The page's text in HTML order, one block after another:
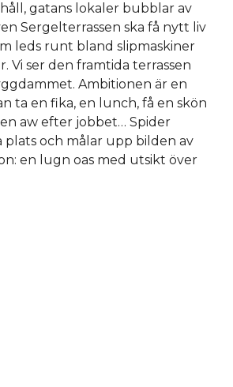
gatans lokaler bubblar av
Sergelterrassen ska få nytt liv
leds runt bland slipmaskiner
Vi ser den framtida terrassen
Ambitionen är en
ta en fika, en lunch, få en skön
aw efter jobbet… Spider
plats och målar upp bilden av
en lugn oas med utsikt över